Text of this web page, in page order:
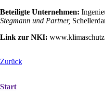
Beteiligte Unternehmen:
Stegmann und Partner,
Link zur NKI:
Zurück
Start